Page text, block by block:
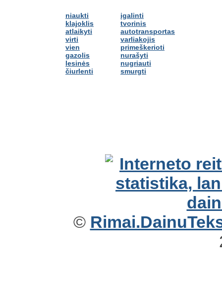
niaukti
klajoklis
atlaikyti
virti
vien
gazolis
lesinės
čiurlenti
įgalinti
tvorinis
autotransportas
varliakojis
primeškerioti
nurašyti
nugriauti
smurgti
©